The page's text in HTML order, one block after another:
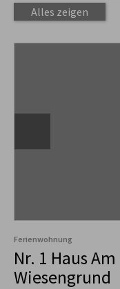
Alles zeigen
Ferienwohnung
Nr. 1 Haus Am
Wiesengrund